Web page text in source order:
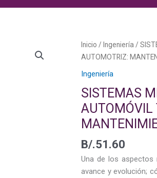
Inicio / Ingeniería /
AUTOMOTRIZ:
Ingeniería
SISTEMAS
AUTOMÓVIL
B/.51.60
Una de los
avance y evolución;